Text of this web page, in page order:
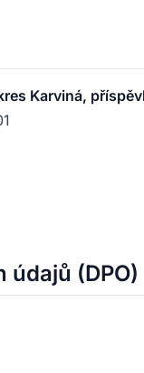
Karviná,
(DPO)